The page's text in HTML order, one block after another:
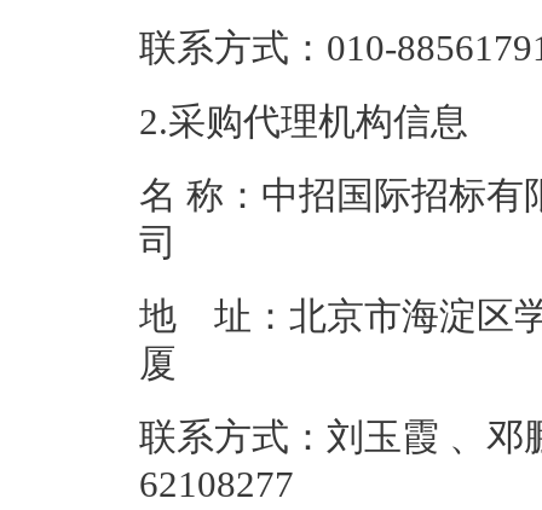
联系方式：
2.采购代理机构信息
名 称：中招国际招标有
地 址：北京市海淀区
联系方式：刘玉霞 、邓